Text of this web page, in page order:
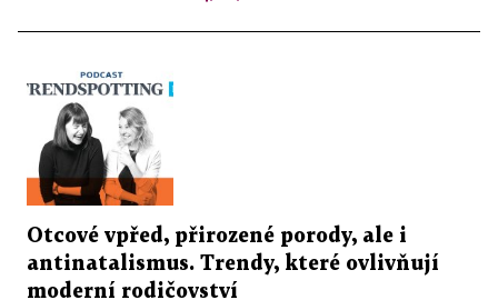
Otcové vpřed, přirozené porody, ale i
antinatalismus. Trendy, které ovlivňují
moderní rodičovství